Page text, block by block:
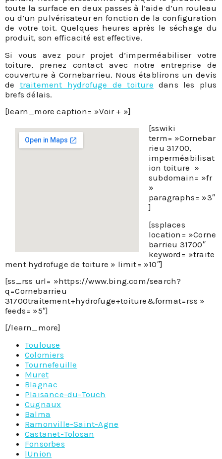
toute la surface en deux passes à l’aide d’un rouleau
ou d’un pulvérisateur en fonction de la configuration
de votre toit. Quelques heures après le séchage du
produit, son efficacité est effective.
Si vous avez pour projet d’imperméabiliser votre
toiture, prenez contact avec notre entreprise de
couverture à Cornebarrieu. Nous établirons un devis
de traitement hydrofuge de toiture dans les plus
brefs délais.
[learn_more caption= »Voir + »]
[sswiki
term= »Cornebar
rieu 31700,
imperméabilisat
ion toiture »
subdomain= »fr
»
paragraphs= »3″
]
[ssplaces
location= »Corne
barrieu 31700″
keyword= »traite
ment hydrofuge de toiture » limit= »10″]
[ss_rss url= »https://www.bing.com/search?
q=Cornebarrieu
31700traitement+hydrofuge+toiture&format=rss »
feeds= »5″]
[/learn_more]
Toulouse
Colomiers
Tournefeuille
Muret
Blagnac
Plaisance-du-Touch
Cugnaux
Balma
Ramonville-Saint-Agne
Castanet-Tolosan
Fonsorbes
lUnion